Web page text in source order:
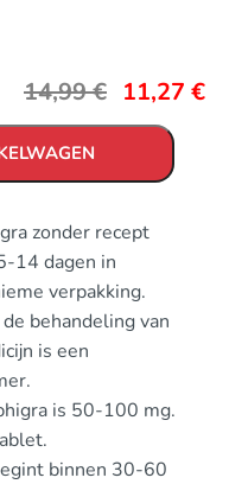
14,99€ 11,27 €
zonder recept
14 dagen in
verpakking.
behandeling van
is een
is 50-100 mg.
binnen 30-60